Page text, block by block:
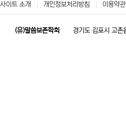
사이트 소개 개인정보처리방침 이용약관
(유)말씀보존학회 경기도 김포시 고